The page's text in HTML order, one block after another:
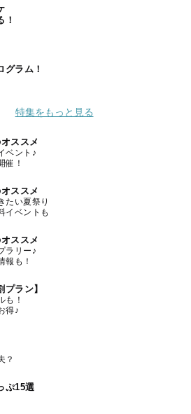
！
グラム！
特集をもっと見る
ススメ
ベント♪
催！
ススメ
たい夏祭り
イベントも
ススメ
ラリー♪
報も！
ラン】
も！
得♪
？
ぷ15選